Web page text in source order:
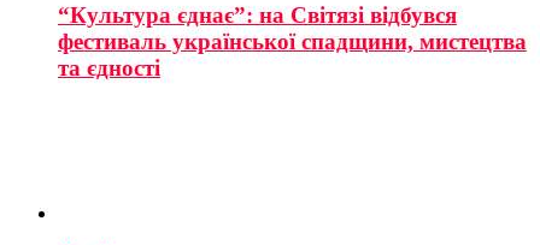
“Культура єднає”: на Світязі відбувся
фестиваль української спадщини, мистецтва
та єдності